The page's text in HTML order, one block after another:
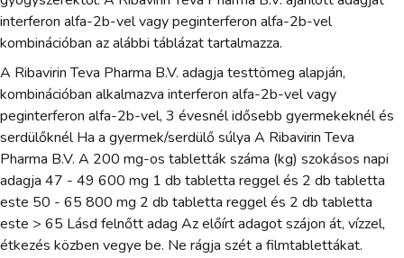
interferon alfa-2b-vel vagy peginterferon alfa-2b-vel
kombinációban az alábbi táblázat tartalmazza.
A Ribavirin Teva Pharma B.V. adagja testtömeg alapján,
kombinációban alkalmazva interferon alfa-2b-vel vagy
peginterferon alfa-2b-vel, 3 évesnél idősebb gyermekeknél és
serdülőknél Ha a gyermek/serdülő súlya A Ribavirin Teva
Pharma B.V. A 200 mg-os tabletták száma (kg) szokásos napi
adagja 47 - 49 600 mg 1 db tabletta reggel és 2 db tabletta
este 50 - 65 800 mg 2 db tabletta reggel és 2 db tabletta
este > 65 Lásd felnőtt adag Az előírt adagot szájon át, vízzel,
étkezés közben vegye be. Ne rágja szét a filmtablettákat.